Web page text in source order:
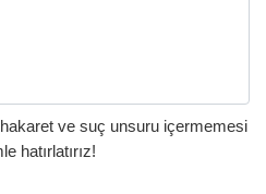
ve suç unsuru içermemesi
hatırlatırız!